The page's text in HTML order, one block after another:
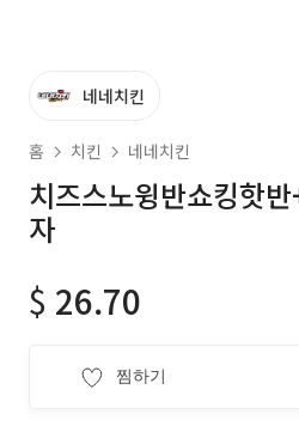
네네치킨
홈 치킨 네네치킨
치즈스노윙반쇼킹핫
자
$ 26.70
찜하기